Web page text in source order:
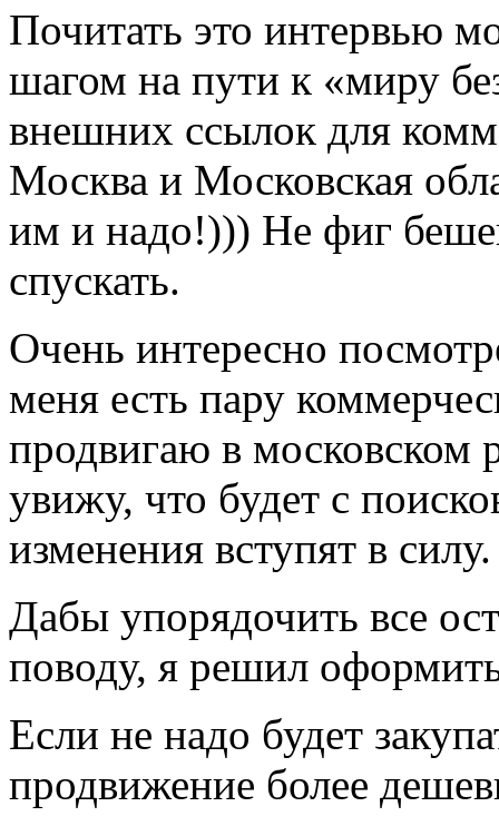
Почитать это интервью
шагом на пути к «миру
внешних ссылок для
Москва и Московская
им и надо!))) Не фиг
спускать.
Очень интересно
меня есть пару
продвигаю в московском
увижу, что будет с
изменения вступят в силу.
Дабы упорядочить все
поводу, я решил
Если не надо будет
продвижение более